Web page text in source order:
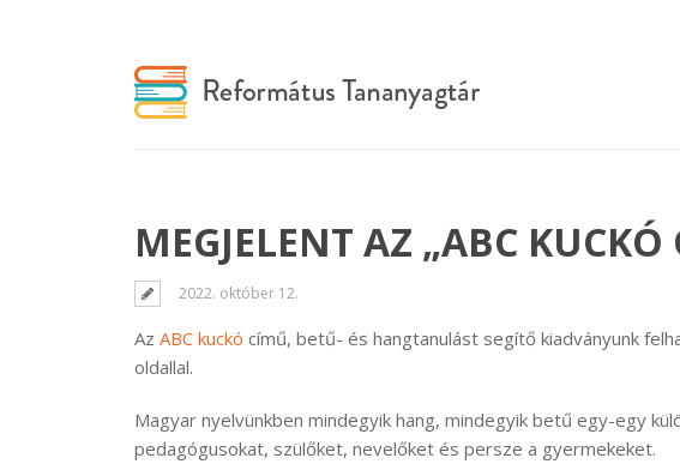
MEGJELENT AZ „ABC
2022. október 12.
Az ABC kuckó című, betű- és hangtanulást segítő kiadványunk
oldallal.
Magyar nyelvünkben mindegyik hang, mindegyik betű egy-egy
pedagógusokat, szülőket, nevelőket és persze a gyermekeket.